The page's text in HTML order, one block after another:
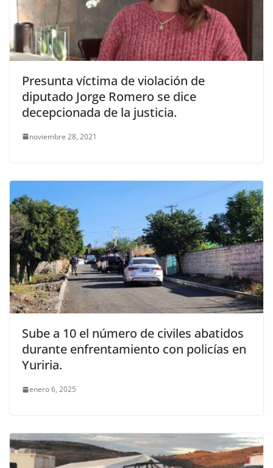
Presunta víctima de violación de
diputado Jorge Romero se dice
decepcionada de la justicia.
noviembre 28, 2021
Sube a 10 el número de civiles abatidos
durante enfrentamiento con policías en
Yuriria.
enero 6, 2025